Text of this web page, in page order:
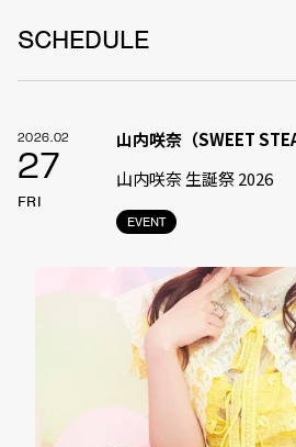
SCHEDULE
2026.02
27
FRI
EVENT
山内咲奈（SWEET
山内咲奈 生誕祭 2026